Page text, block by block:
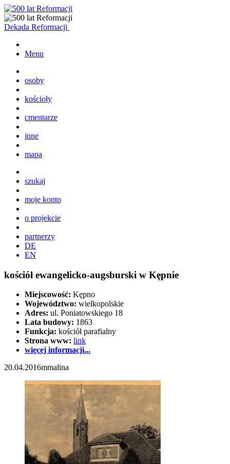
Dekada Reformacji
Menu
osoby
kościoły
cmentarze
inne
mapa
szukaj
moje konto
o projekcie
partnerzy
DE
EN
kościół ewangelicko-augsburski w Kępnie
Miejscowość: Kępno
Województwo: wielkopolskie
Adres: ul. Poniatowskiego 18
Lata budowy: 1863
Funkcja: kościół parafialny
Strona www: link
więcej informacji...
20.04.2016mmalina